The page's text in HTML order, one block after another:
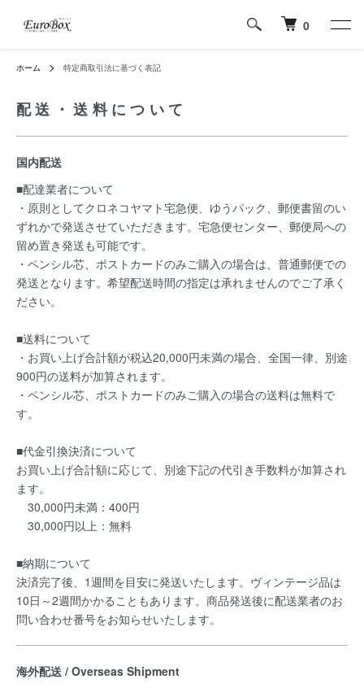
0
ホーム 特定商取引法に基づく表記
配送・送料について
国内配送
■配達業者について
・原則としてクロネコヤマト宅急便、ゆうパック、郵便書留のい
ずれかで発送させていただきます。宅急便センター、郵便局への
留め置き発送も可能です。
・ペンシル芯、ポストカードのみご購入の場合は、普通郵便での
発送となります。希望配送時間の指定は承れませんのでご了承く
ださい。
■送料について
・お買い上げ合計額が税込20,000円未満の場合、全国一律、別途
900円の送料が加算されます。
・ペンシル芯、ポストカードのみご購入の場合の送料は無料で
す。
■代金引換決済について
お買い上げ合計額に応じて、別途下記の代引き手数料が加算され
ます。
30,000円未満：400円
30,000円以上：無料
■納期について
決済完了後、1週間を目安に発送いたします。ヴィンテージ品は
10日～2週間かかることもあります。商品発送後に配送業者のお
問い合わせ番号をお知らせいたします。
海外配送 / Overseas Shipment